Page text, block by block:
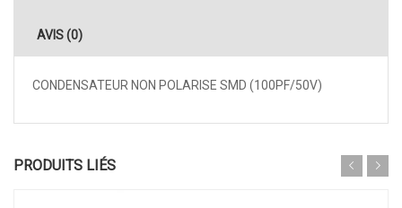
AVIS (0)
CONDENSATEUR NON POLARISE SMD (100PF/50V)
PRODUITS LIÉS